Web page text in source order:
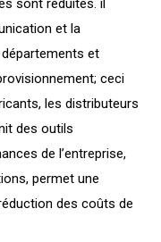
sont réduites. il
et la
et
ceci
les distributeurs
des outils
de l’entreprise,
permet une
des coûts de